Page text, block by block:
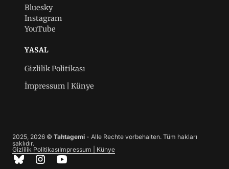
Bluesky
Instagram
YouTube
YASAL
Gizlilik Politikası
İmpressum | Künye
2025, 2026 © Tahtagemi - Alle Rechte vorbehalten. Tüm hakları
saklıdır.
Gizlilik PolitikasıImpressum | Künye